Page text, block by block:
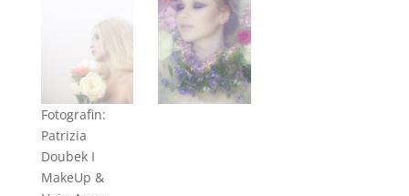
Fotografin:
Patrizia
Doubek I
MakeUp &